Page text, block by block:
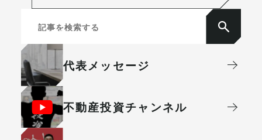
代表メッセージ
不動産投資チャンネル